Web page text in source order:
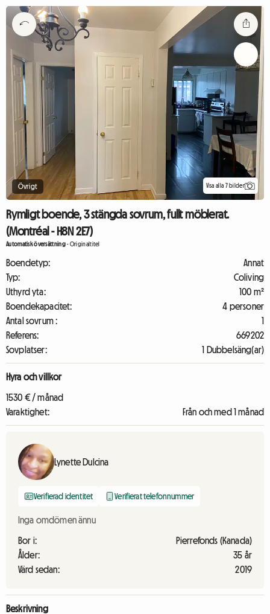
Övrigt Visa alla 7 bilder
Rymligt boende, 3 stängda sovrum, fullt möblerat.
(Montréal - H8N 2E7)
Automatisk översättning-Originaltitel
Boendetyp:
Annat
Typ:
Coliving
Uthyrd yta:
100 m²
Boendekapacitet:
4 personer
Antal sovrum :
1
Referens:
669202
Sovplatser:
1 Dubbelsäng(ar)
Hyra och villkor
1530 € / månad
Varaktighet:
Från och med 1 månad
Lynette Dulcina
Verifierad identitet Verifierat telefonnummer
Inga omdömen ännu
Bor i:
Pierrefonds (Kanada)
Ålder:
35 år
Värd sedan:
2019
Beskrivning